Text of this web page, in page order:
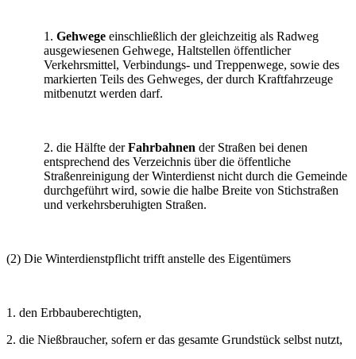
1.Gehwege einschließlich der gleichzeitig als Radweg
ausgewiesenen Gehwege, Haltstellen öffentlicher
Verkehrsmittel, Verbindungs- und Treppenwege, sowie des
markierten Teils des Gehweges, der durch Kraftfahrzeuge
mitbenutzt werden darf.
2. die Hälfte derFahrbahnen der Straßen bei denen
entsprechend des Verzeichnis über die öffentliche
Straßenreinigung der Winterdienst nicht durch die Gemeinde
durchgeführt wird, sowie die halbe Breite von Stichstraßen
und verkehrsberuhigten Straßen.
(2) Die Winterdienstpflicht trifft anstelle des Eigentümers
1. den Erbbauberechtigten,
2. die Nießbraucher, sofern er das gesamte Grundstück selbst nutzt,